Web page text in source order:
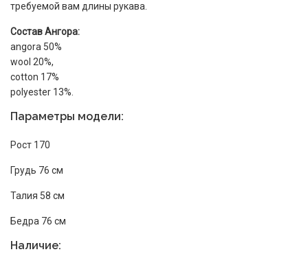
требуемой вам длины рукава.
Состав Ангора:
angora 50%
wool 20%,
cotton 17%
polyester 13%.
Параметры модели:
Рост 170
Грудь 76 см
Талия 58 см
Бедра 76 см
Наличие: